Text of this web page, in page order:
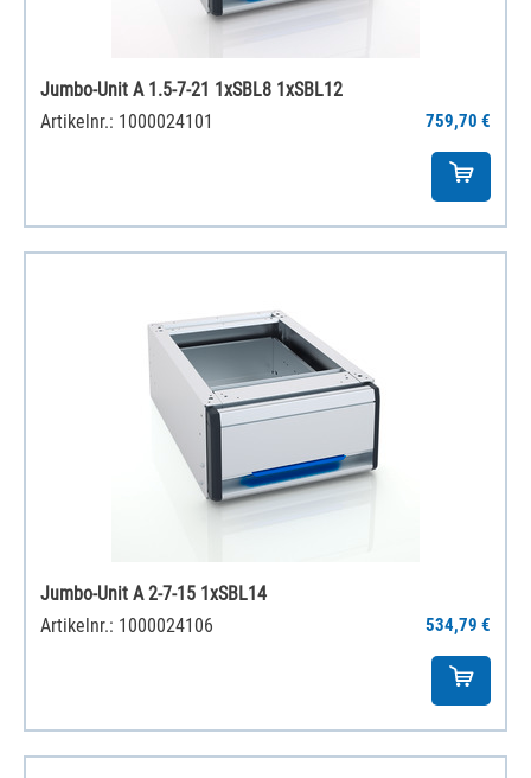
Jumbo-Unit A 1.5-7-21 1xSBL8 1xSBL12
Artikelnr.: 1000024101
759,70 €
Jumbo-Unit A 2-7-15 1xSBL14
Artikelnr.: 1000024106
534,79 €